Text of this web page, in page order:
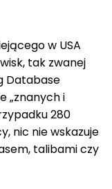
w USA
tak zwanej
Database
„znanych i
280
nic nie wskazuje
talibami czy